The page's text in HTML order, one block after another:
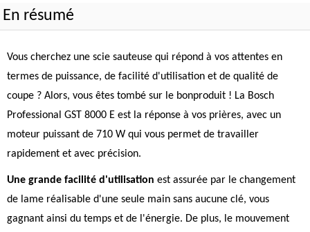
En résumé
Vous cherchez une scie sauteuse qui répond à vos attentes en
termes de puissance, de facilité d'utilisation et de qualité de
coupe ? Alors, vous êtes tombé sur le bonproduit ! La Bosch
Professional GST 8000 E est la réponse à vos prières, avec un
moteur puissant de 710 W qui vous permet de travailler
rapidement et avec précision.
Une grande facilité d'utilisation est assurée par le changement
de lame réalisable d'une seule main sans aucune clé, vous
gagnant ainsi du temps et de l'énergie. De plus, le mouvement